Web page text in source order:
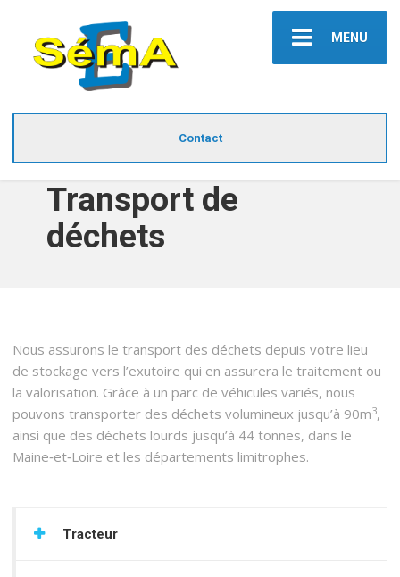
MENU
Contact
Transport de
déchets
Nous assurons le transport des déchets depuis votre lieu
de stockage vers l’exutoire qui en assurera le traitement ou
la valorisation. Grâce à un parc de véhicules variés, nous
pouvons transporter des déchets volumineux jusqu’à 90m3,
ainsi que des déchets lourds jusqu’à 44 tonnes, dans le
Maine‑et‑Loire et les départements limitrophes.
Tracteur